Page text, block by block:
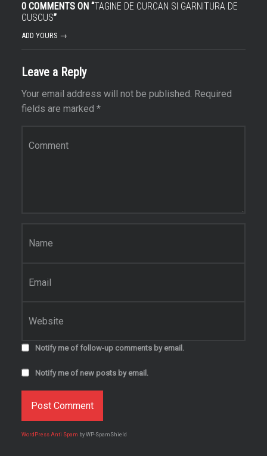
0 COMMENTS ON “TAGINE DE CURCAN SI GARNITURA DE
CUSCUS”
ADD YOURS →
Leave a Reply
Your email address will not be published. Required
fields are marked *
Notify me of follow-up comments by email.
Notify me of new posts by email.
WordPress Anti Spam by WP-SpamShield